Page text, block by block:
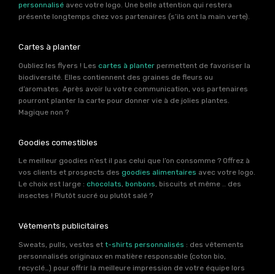
personnalisé avec votre logo. Une belle attention qui restera
présente longtemps chez vos partenaires (s’ils ont la main verte).
Cartes à planter
Oubliez les flyers ! Les cartes à planter permettent de favoriser la
biodiversité. Elles contiennent des graines de fleurs ou
d’aromates. Après avoir lu votre communication, vos partenaires
pourront planter la carte pour donner vie à de jolies plantes.
Magique non ?
Goodies comestibles
Le meilleur goodies n’est il pas celui que l’on consomme ? Offrez à
vos clients et prospects des goodies alimentaires avec votre logo.
Le choix est large : chocolats, bonbons, biscuits et même .. des
insectes ! Plutôt sucré ou plutôt salé ?
Vêtements publicitaires
Sweats, pulls, vestes et t-shirts personnalisés : des vêtements
personnalisés originaux en matière responsable (coton bio,
recyclé…) pour offrir la meilleure impression de votre équipe lors